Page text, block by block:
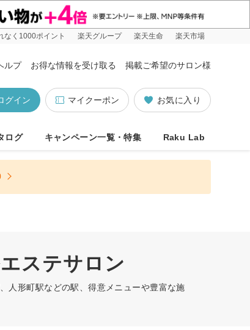
なく1000ポイント 楽天グループ 楽天生命 楽天市場
ルプ お得な情報を受け取る 掲載ご希望のサロン様
お気に入り
マイクーポン
グイン
ログ キャンペーン一覧・特集 Raku Lab
ステサロン
人形町駅などの駅、得意メニューや豊富な施